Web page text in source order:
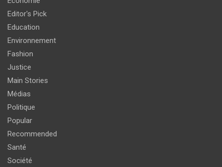
Editor's Pick
Education
Environnement
Fashion
Justice
Main Stories
Médias
Politique
Popular
Recommended
Santé
Société